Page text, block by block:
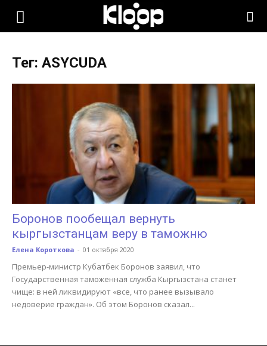
KLOOP.KG
Тег: ASYCUDA
Боронов пообещал вернуть
кыргызстанцам веру в таможню
Елена Короткова - 01 октября 2020
Премьер-министр Кубатбек Боронов заявил, что
Государственная таможенная служба Кыргызстана станет
чище: в ней ликвидируют «все, что ранее вызывало
недоверие граждан». Об этом Боронов сказал...